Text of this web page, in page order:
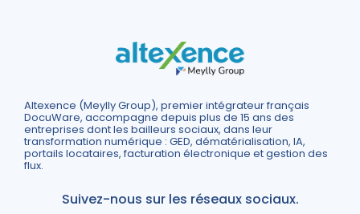
Altexence (Meylly Group), premier intégrateur français
DocuWare, accompagne depuis plus de 15 ans des
entreprises dont les bailleurs sociaux, dans leur
transformation numérique : GED, dématérialisation, IA,
portails locataires, facturation électronique et gestion des
flux.
Suivez-nous sur les réseaux sociaux.